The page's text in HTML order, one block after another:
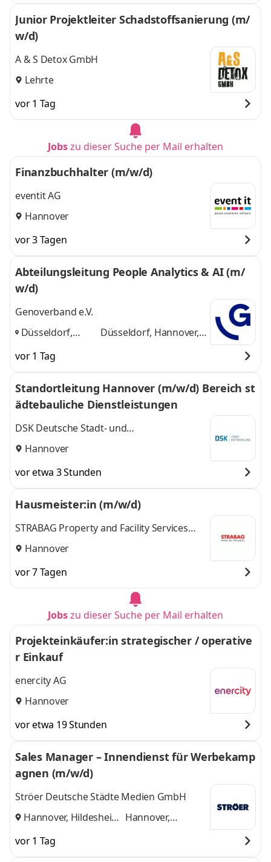
Frankfurt, Halle,
Hannover,
Karlsruhe,
Stuttg,
Hannover, Karlsruhe,
München, Münster,
Junior Projektleiter Schadstoffsanierung (m/
w/d)
A & S Detox GmbH
Lehrte
vor 1 Tag
Jobszu dieser Suche per Mail erhalten
Finanzbuchhalter (m/w/d)
eventit AG
Hannover
vor 3 Tagen
Abteilungsleitung People Analytics & AI (m/
w/d)
Genoverband e.V.
Düsseldorf,
Isenburg
Düsseldorf, Hannover,
vor 1 Tag
Standortleitung Hannover (m/w/d) Bereich st
ädtebauliche Dienstleistungen
DSK Deutsche Stadt- und
Grundstücksentwicklungsgesellschaft mbH
Hannover
vor etwa 3 Stunden
Hausmeister:in (m/w/d)
STRABAG Property and Facility Services
GmbH
Hannover
vor 7 Tagen
Jobszu dieser Suche per Mail erhalten
Projekteinkäufer:in strategischer / operative
r Einkauf
enercity AG
Hannover
vor etwa 19 Stunden
Sales Manager – Innendienst für Werbekamp
agnen (m/w/d)
Ströer Deutsche Städte Medien GmbH
Hannover, Hildesheim Hannover,
vor 1 Tag